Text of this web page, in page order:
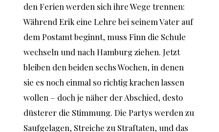
den Ferien werden sich ihre Wege trennen:
Während Erik eine Lehre bei seinem Vater auf
dem Postamt beginnt, muss Finn die Schule
wechseln und nach Hamburg ziehen. Jetzt
bleiben den beiden sechs Wochen, in denen
sie es noch einmal so richtig krachen lassen
wollen – doch je näher der Abschied, desto
düsterer die Stimmung. Die Partys werden zu
Saufgelagen, Streiche zu Straftaten, und das